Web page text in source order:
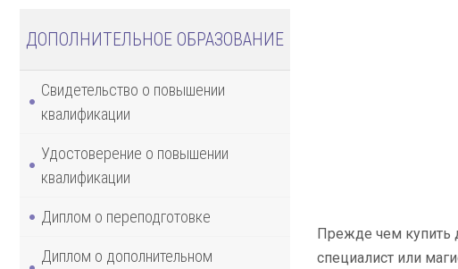
ДОПОЛНИТЕЛЬНОЕ ОБРАЗОВАНИЕ
Свидетельство о повышении
квалификации
Удостоверение о повышении
квалификации
Диплом о переподготовке
Диплом о дополнительном
Прежде чем купить
специалист или